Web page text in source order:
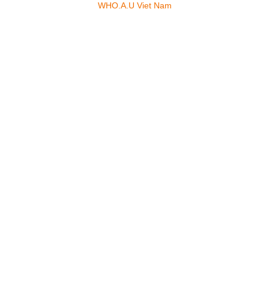
WHO.A.U Viet Nam